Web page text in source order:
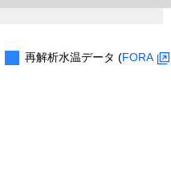
再解析水温データ (FORA